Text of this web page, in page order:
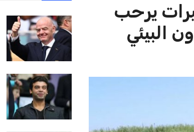
يرحب
البيئي